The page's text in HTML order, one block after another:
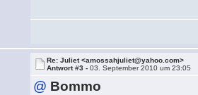
Re: Juliet <amossahjuliet@yahoo.com>
Antwort #3 -03. September 2010 um 23:05
@ Bommo